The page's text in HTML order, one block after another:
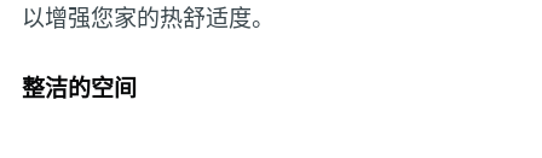
以增强您家的热舒适度。
整洁的空间